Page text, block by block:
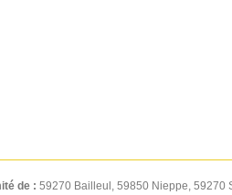
de : 59270 Bailleul, 59850 Nieppe, 59270